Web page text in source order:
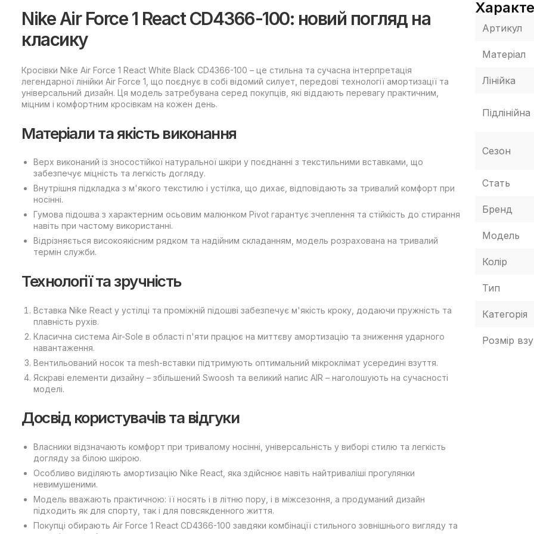
Nike Air Force 1 React CD4366-100: новий погляд на
класику
Кросівки Nike Air Force 1 React White Black CD4366-100 – це стильна та сучасна інтерпретація
легендарної лінійки Air Force 1, що поєднує в собі відомий силует, передові технології амортизації та
універсальний дизайн. Ця модель затребувана серед покупців, які віддають перевагу практичним,
міцним і комфортним кросівкам на кожен день.
Матеріали та якість виконання
Верх виконаний із зносостійкої натуральної шкіри у поєднанні з текстильними вставками, що
забезпечує міцність та легкість догляду.
Внутрішня підкладка з м'якого текстилю і устілка, що дихає, відповідають за тривалий комфорт при
носінні.
Гумова підошва з характерним осьовим малюнком Pivot гарантує зчеплення та стійкість до стирання
навіть при частому використанні.
Відрізняється високоякісним рядком та надійним складанням, модель розрахована на тривалий
термін служби.
Технології та зручність
Вставка Nike React у устілці та проміжній підошві забезпечує м'якість кроку, додаючи пружність та
плавність рухів.
Класична система Air-Sole в області п'яти працює на миттєву амортизацію та зниження ударного
навантаження.
Вентильований носок та mesh-вставки підтримують оптимальний мікроклімат усередині взуття.
Яскраві елементи дизайну – збільшений Swoosh та великий напис AIR – наголошують на сучасності
моделі.
Досвід користувачів та відгуки
Власники відзначають комфорт при тривалому носінні, універсальність у виборі стилю та легкість
догляду за білою шкірою.
Особливо виділяють амортизацію Nike React, яка здійснює навіть найтриваліші прогулянки
невимушеними.
Модель вважають практичною: її носять і в літню пору, і в міжсезоння, а продуманий дизайн
підходить як для спорту, так і для повсякденного життя.
Покупці обирають Air Force 1 React CD4366-100 завдяки комбінації стильного зовнішнього вигляду та
Артикул
Матеріал
Лінійка
Підлінійна
Сезон
Стать
Бренд
Модель
Колір
Тип
Категорія
Розмір